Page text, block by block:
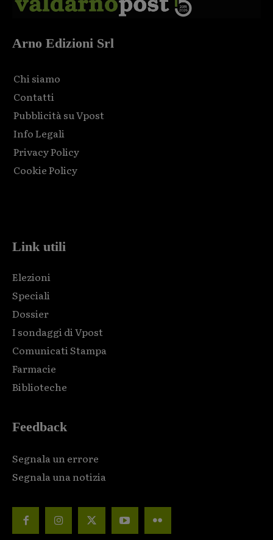
Arno Edizioni Srl
Chi siamo
Contatti
Pubblicità su Vpost
Info Legali
Privacy Policy
Cookie Policy
Link utili
Elezioni
Speciali
Dossier
I sondaggi di Vpost
Comunicati Stampa
Farmacie
Biblioteche
Feedback
Segnala un errore
Segnala una notizia